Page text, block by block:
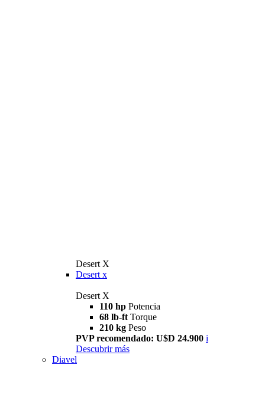
Desert X
Desert x
Desert X
110 hp Potencia
68 lb-ft Torque
210 kg Peso
PVP recomendado: U$D 24.900 i
Descubrir más
Diavel